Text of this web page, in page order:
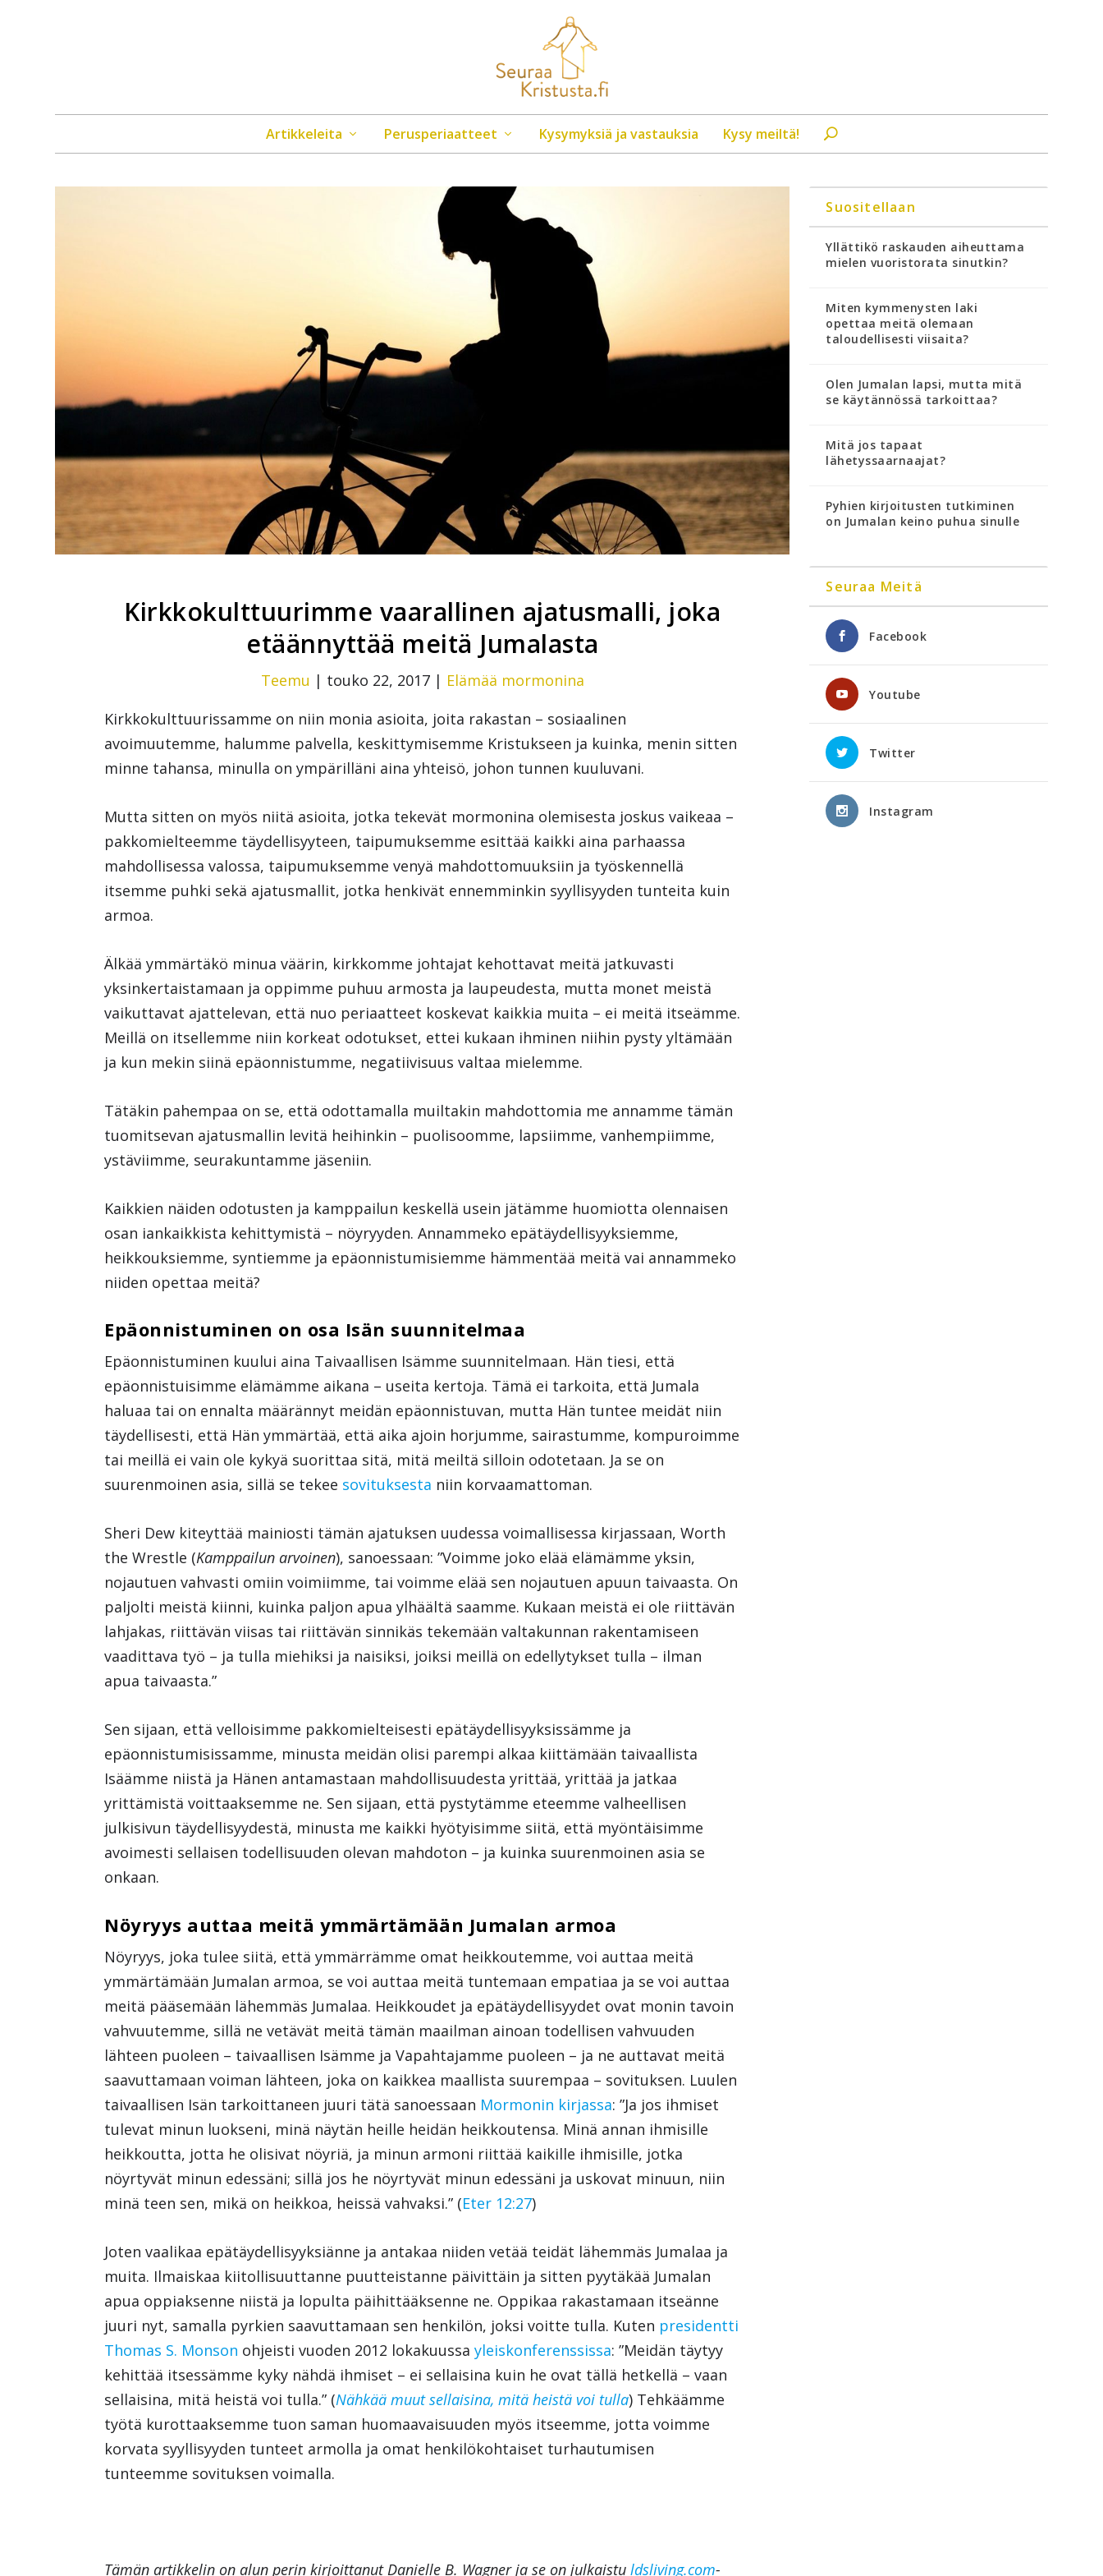
Artikkeleita Perusperiaatteet Kysymyksiä ja vastauksia Kysy meiltä!
Kirkkokulttuurimme vaarallinen ajatusmalli, joka
etäännyttää meitä Jumalasta
Teemu | touko 22, 2017| Elämää mormonina
Kirkkokulttuurissamme on niin monia asioita, joita rakastan – sosiaalinen
avoimuutemme, halumme palvella, keskittymisemme Kristukseen ja kuinka, menin sitten
minne tahansa, minulla on ympärilläni aina yhteisö, johon tunnen kuuluvani.
Mutta sitten on myös niitä asioita, jotka tekevät mormonina olemisesta joskus vaikeaa –
pakkomielteemme täydellisyyteen, taipumuksemme esittää kaikki aina parhaassa
mahdollisessa valossa, taipumuksemme venyä mahdottomuuksiin ja työskennellä
itsemme puhki sekä ajatusmallit, jotka henkivät ennemminkin syyllisyyden tunteita kuin
armoa.
Älkää ymmärtäkö minua väärin, kirkkomme johtajat kehottavat meitä jatkuvasti
yksinkertaistamaan ja oppimme puhuu armosta ja laupeudesta, mutta monet meistä
vaikuttavat ajattelevan, että nuo periaatteet koskevat kaikkia muita – ei meitä itseämme.
Meillä on itsellemme niin korkeat odotukset, ettei kukaan ihminen niihin pysty yltämään
ja kun mekin siinä epäonnistumme, negatiivisuus valtaa mielemme.
Tätäkin pahempaa on se, että odottamalla muiltakin mahdottomia me annamme tämän
tuomitsevan ajatusmallin levitä heihinkin – puolisoomme, lapsiimme, vanhempiimme,
ystäviimme, seurakuntamme jäseniin.
Kaikkien näiden odotusten ja kamppailun keskellä usein jätämme huomiotta olennaisen
osan iankaikkista kehittymistä – nöyryyden. Annammeko epätäydellisyyksiemme,
heikkouksiemme, syntiemme ja epäonnistumisiemme hämmentää meitä vai annammeko
niiden opettaa meitä?
Epäonnistuminen on osa Isän suunnitelmaa
Epäonnistuminen kuului aina Taivaallisen Isämme suunnitelmaan. Hän tiesi, että
epäonnistuisimme elämämme aikana – useita kertoja. Tämä ei tarkoita, että Jumala
haluaa tai on ennalta määrännyt meidän epäonnistuvan, mutta Hän tuntee meidät niin
täydellisesti, että Hän ymmärtää, että aika ajoin horjumme, sairastumme, kompuroimme
tai meillä ei vain ole kykyä suorittaa sitä, mitä meiltä silloin odotetaan. Ja se on
suurenmoinen asia, sillä se tekee sovituksesta niin korvaamattoman.
Sheri Dew kiteyttää mainiosti tämän ajatuksen uudessa voimallisessa kirjassaan, Worth
the Wrestle (Kamppailun arvoinen), sanoessaan: ”Voimme joko elää elämämme yksin,
nojautuen vahvasti omiin voimiimme, tai voimme elää sen nojautuen apuun taivaasta. On
paljolti meistä kiinni, kuinka paljon apua ylhäältä saamme. Kukaan meistä ei ole riittävän
lahjakas, riittävän viisas tai riittävän sinnikäs tekemään valtakunnan rakentamiseen
vaadittava työ – ja tulla miehiksi ja naisiksi, joiksi meillä on edellytykset tulla – ilman
apua taivaasta.”
Sen sijaan, että velloisimme pakkomielteisesti epätäydellisyyksissämme ja
epäonnistumisissamme, minusta meidän olisi parempi alkaa kiittämään taivaallista
Isäämme niistä ja Hänen antamastaan mahdollisuudesta yrittää, yrittää ja jatkaa
yrittämistä voittaaksemme ne. Sen sijaan, että pystytämme eteemme valheellisen
julkisivun täydellisyydestä, minusta me kaikki hyötyisimme siitä, että myöntäisimme
avoimesti sellaisen todellisuuden olevan mahdoton – ja kuinka suurenmoinen asia se
onkaan.
Nöyryys auttaa meitä ymmärtämään Jumalan armoa
Nöyryys, joka tulee siitä, että ymmärrämme omat heikkoutemme, voi auttaa meitä
ymmärtämään Jumalan armoa, se voi auttaa meitä tuntemaan empatiaa ja se voi auttaa
meitä pääsemään lähemmäs Jumalaa. Heikkoudet ja epätäydellisyydet ovat monin tavoin
vahvuutemme, sillä ne vetävät meitä tämän maailman ainoan todellisen vahvuuden
lähteen puoleen – taivaallisen Isämme ja Vapahtajamme puoleen – ja ne auttavat meitä
saavuttamaan voiman lähteen, joka on kaikkea maallista suurempaa – sovituksen. Luulen
taivaallisen Isän tarkoittaneen juuri tätä sanoessaan Mormonin kirjassa: ”Ja jos ihmiset
tulevat minun luokseni, minä näytän heille heidän heikkoutensa. Minä annan ihmisille
heikkoutta, jotta he olisivat nöyriä, ja minun armoni riittää kaikille ihmisille, jotka
nöyrtyvät minun edessäni; sillä jos he nöyrtyvät minun edessäni ja uskovat minuun, niin
minä teen sen, mikä on heikkoa, heissä vahvaksi.” (Eter 12:27)
Joten vaalikaa epätäydellisyyksiänne ja antakaa niiden vetää teidät lähemmäs Jumalaa ja
muita. Ilmaiskaa kiitollisuuttanne puutteistanne päivittäin ja sitten pyytäkää Jumalan
apua oppiaksenne niistä ja lopulta päihittääksenne ne. Oppikaa rakastamaan itseänne
juuri nyt, samalla pyrkien saavuttamaan sen henkilön, joksi voitte tulla. Kuten presidentti
Thomas S. Monson ohjeisti vuoden 2012 lokakuussayleiskonferenssissa: ”Meidän täytyy
kehittää itsessämme kyky nähdä ihmiset – ei sellaisina kuin he ovat tällä hetkellä – vaan
sellaisina, mitä heistä voi tulla.” (Nähkää muut sellaisina, mitä heistä voi tulla) Tehkäämme
työtä kurottaaksemme tuon saman huomaavaisuuden myös itseemme, jotta voimme
korvata syyllisyyden tunteet armolla ja omat henkilökohtaiset turhautumisen
tunteemme sovituksen voimalla.
Tämän artikkelin on alun perin kirjoittanut Danielle B. Wagner ja se on julkaistuldsliving.com-
Suositellaan
Yllättikö raskauden aiheuttama
mielen vuoristorata sinutkin?
Miten kymmenysten laki
opettaa meitä olemaan
taloudellisesti viisaita?
Olen Jumalan lapsi, mutta mitä
se käytännössä tarkoittaa?
Mitä jos tapaat
lähetyssaarnaajat?
Pyhien kirjoitusten tutkiminen
on Jumalan keino puhua sinulle
Seuraa Meitä
Facebook
Youtube
Twitter
Instagram